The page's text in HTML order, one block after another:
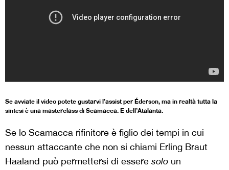
Se avviate il video potete gustarvi l’assist per Éderson, ma in realtà tutta la
sintesi è una masterclass di Scamacca. E dell’Atalanta.
Se lo Scamacca rifinitore è figlio dei tempi in cui
nessun attaccante che non si chiami Erling Braut
Haaland può permettersi di essere solo un